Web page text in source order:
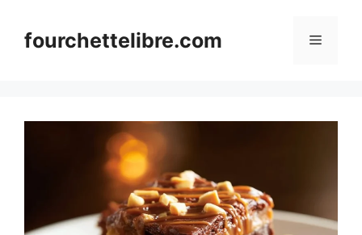
contentfourchettelibre.com Menu